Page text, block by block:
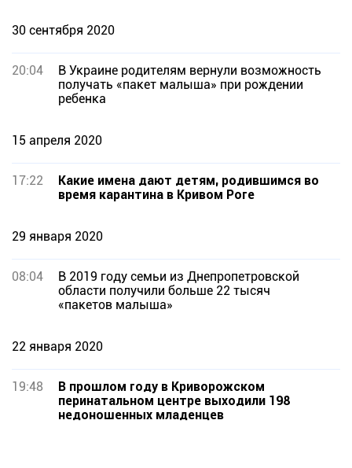
30 сентября 2020
20:04
В Украине родителям вернули возможность
получать «пакет малыша» при рождении
ребенка
15 апреля 2020
17:22
Какие имена дают детям, родившимся во
время карантина в Кривом Роге
29 января 2020
08:04
В 2019 году семьи из Днепропетровской
области получили больше 22 тысяч
«пакетов малыша»
22 января 2020
19:48
В прошлом году в Криворожском
перинатальном центре выходили 198
недоношенных младенцев